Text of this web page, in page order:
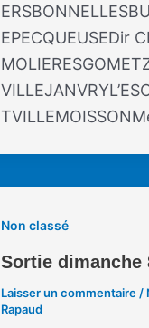
EPECQUEUSEDir
Non classé
Sortie dimanche
Laisser un commentaire/
Rapaud